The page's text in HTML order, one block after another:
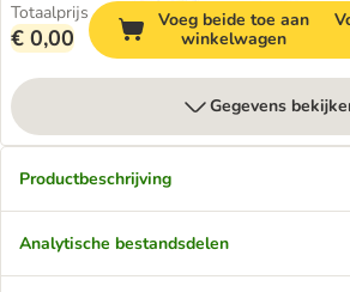
Totaalprijs
€ 0,00
Voeg beide toe aan
winkelwagen
Gegevens
Productbeschrijving
Analytische bestandsdelen